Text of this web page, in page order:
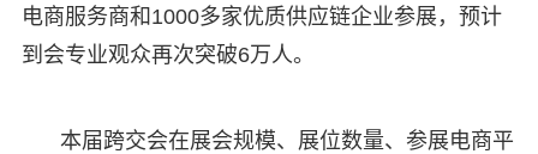
电商服务商和1000多家优质供应链企业参展，预计
到会专业观众再次突破6万人。
本届跨交会在展会规模、展位数量、参展电商平